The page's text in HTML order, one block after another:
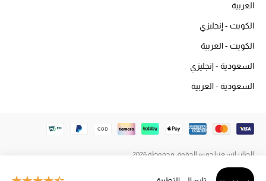
تسوقوا الآن
عرض جميع المنتجات
الموسم الجديد
العربية
الكويت - إنجليزي
الكويت - العربية
السعودية - إنجليزي
السعودية - العربية
الطاير إنسغنيا جميع الحقوق محفوظة 2026